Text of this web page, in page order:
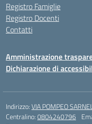
Registro Famiglie
Registro Docenti
Contatti
Amministrazione
Dichiarazione di
Indirizzo:VIA POMPEO
Centralino:0804240796